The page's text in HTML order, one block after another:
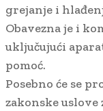
grejanje i
Obavezna je i
uključujući
pomoć.
Posebno će se
zakonske uslove